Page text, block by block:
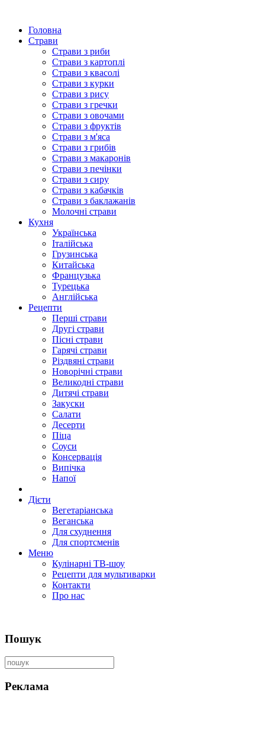
Головна
Страви
Страви з риби
Страви з картоплі
Страви з квасолі
Страви з курки
Страви з рису
Страви з гречки
Страви з овочами
Страви з фруктів
Страви з м'яса
Страви з грибів
Страви з макаронів
Страви з печінки
Страви з сиру
Страви з кабачків
Страви з баклажанів
Молочні страви
Кухня
Українська
Італійська
Грузинська
Китайська
Французька
Турецька
Англійська
Рецепти
Перші страви
Другі страви
Пісні страви
Гарячі страви
Різдвяні страви
Новорічні страви
Великодні страви
Дитячі страви
Закуски
Салати
Десерти
Піца
Соуси
Консервація
Випічка
Напої
Дієти
Вегетаріанська
Веганська
Для схуднення
Для спортсменів
Меню
Кулінарні ТВ-шоу
Рецепти для мультиварки
Контакти
Про нас
Пошук
Реклама